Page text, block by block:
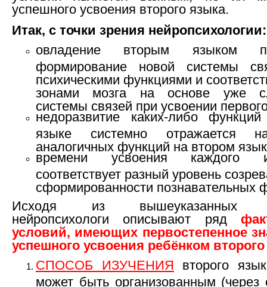
успешного усвоения второго языка.
Итак, с точки зрения нейропсихологии:
овладение вторым языком
формирование новой системы
психическими функциями и
зонами мозга на основе уже
системы связей при усвоении
недоразвитие каких-либо
языке системно отражается
аналогичных функций на втором
времени усвоения каждого
соответствует разный уровень
сформированности познавательных
Исходя из вышеуказанных
нейропсихологи описывают ряд
условий, имеющих первостепенное
успешного усвоения ребёнком
СПОСОБ ИЗУЧЕНИЯ второго
может быть организованным (через